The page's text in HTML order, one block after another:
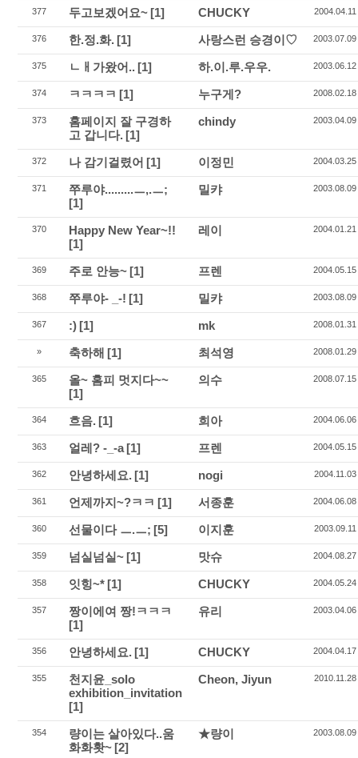
377 두고보겠어요~ [1] CHUCKY 2004.04.11
376 한.정.화. [1] 사랑스런 승경이♡ 2003.07.09
375 ㄴㅐ가왔어.. [1] 하.이.루.우우. 2003.06.12
374 ㅋㅋㅋㅋ [1] 누구게? 2008.02.18
373
홈페이지 잘 구경하
고 갑니다. [1]
chindy 2003.04.09
372 나 감기걸렸어 [1] 이정민 2004.03.25
371
쭈루야.........ㅡ,.ㅡ;
[1]
밀캬 2003.08.09
370
Happy New Year~!!
[1]
레이 2004.01.21
369 주로 안능~ [1] 프렌 2004.05.15
368 쭈루야- _-! [1] 밀캬 2003.08.09
367 :) [1] mk 2008.01.31
» 축하해 [1] 최석영 2008.01.29
365
올~ 홈피 멋지다~~
[1]
의수 2008.07.15
364 흐음. [1] 희아 2004.06.06
363 얼레? -_-a[1] 프렌 2004.05.15
362 안녕하세요. [1] nogi 2004.11.03
361 언제까지~?ㅋㅋ [1] 서종훈 2004.06.08
360 선물이다 ㅡ.ㅡ; [5] 이지훈 2003.09.11
359 넘실넘실~ [1] 맛슈 2004.08.27
358 잇힝~* [1] CHUCKY 2004.05.24
357
짱이에여 짱!ㅋㅋㅋ
[1]
유리 2003.04.06
356 안녕하세요. [1] CHUCKY 2004.04.17
355
천지윤_solo
exhibition_invitation
[1]
Cheon, Jiyun 2010.11.28
354
량이는 살아있다..움
화화홧~ [2]
★량이 2003.08.09